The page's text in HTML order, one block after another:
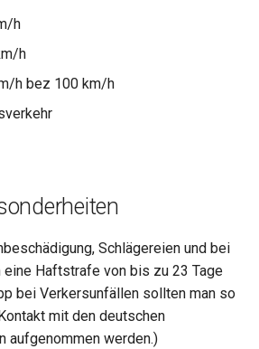
h
h
h bez 100 km/h
Schlägereien und bei
eine Haftstrafe von bis zu 23 Tage
bei Verkersunfällen sollten man so
mit den deutschen
aufgenommen werden.)